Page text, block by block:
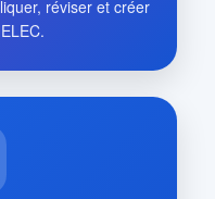
réviser et créer